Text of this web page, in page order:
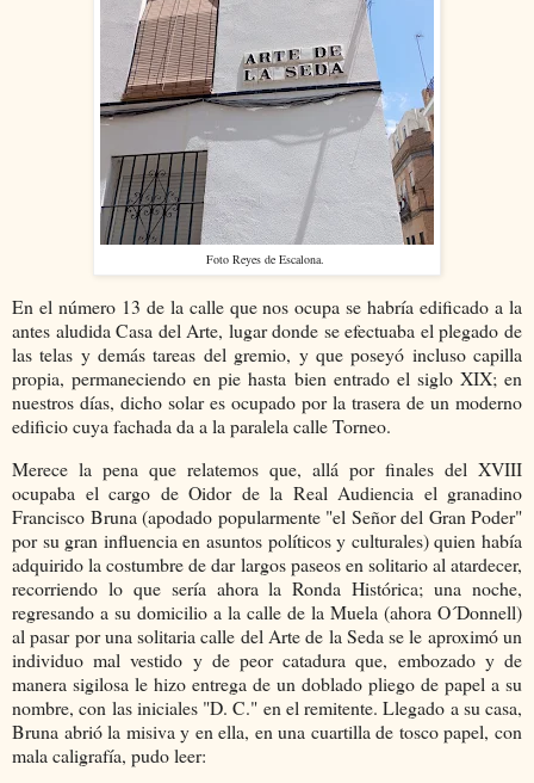
Foto Reyes de Escalona.
En el número 13 de la calle que nos ocupa se habría edificado a la
antes aludida Casa del Arte, lugar donde se efectuaba el plegado de
las telas y demás tareas del gremio, y que poseyó incluso capilla
propia, permaneciendo en pie hasta bien entrado el siglo XIX; en
nuestros días, dicho solar es ocupado por la trasera de un moderno
edificio cuya fachada da a la paralela calle Torneo.
Merece la pena que relatemos que, allá por finales del XVIII
ocupaba el cargo de Oidor de la Real Audiencia el granadino
Francisco Bruna (apodado popularmente "el Señor del Gran Poder"
por su gran influencia en asuntos políticos y culturales) quien había
adquirido la costumbre de dar largos paseos en solitario al atardecer,
recorriendo lo que sería ahora la Ronda Histórica; una noche,
regresando a su domicilio a la calle de la Muela (ahora O´Donnell)
al pasar por una solitaria calle del Arte de la Seda se le aproximó un
individuo mal vestido y de peor catadura que, embozado y de
manera sigilosa le hizo entrega de un doblado pliego de papel a su
nombre, con las iniciales "D. C." en el remitente. Llegado a su casa,
Bruna abrió la misiva y en ella, en una cuartilla de tosco papel, con
mala caligrafía, pudo leer: